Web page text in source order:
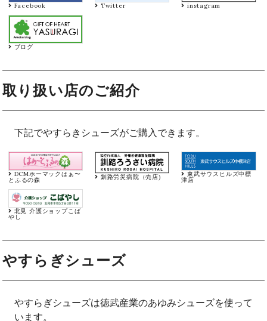
Facebook Twitter instagram
ブログ
取り扱い店のご紹介
下記でやすらきシューズがご購入できます。
DCMホーマックはぁ〜
とふるの森 釧路労災病院（売店) 東武サウスヒルズ中標
津店
北見 介護ショップこば
やし
やすらぎシューズ
やすらぎシューズは徳武産業のあゆみシューズを使って
います。